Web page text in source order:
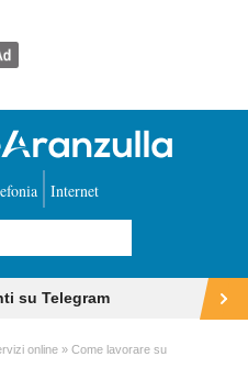
Internet
su Telegram
online
Come lavorare su